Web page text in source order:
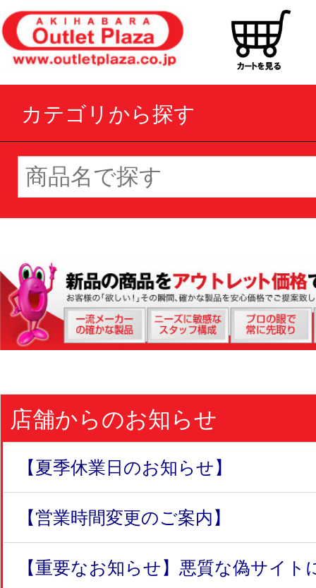
カテゴリから探す
店舗からのお知らせ
【夏季休業日のお知らせ】
【営業時間変更のご案内】
【重要なお知らせ】悪質な偽サイト